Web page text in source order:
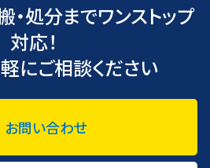
・処分までワンストップ
対応！
にご相談ください
お問い合わせ